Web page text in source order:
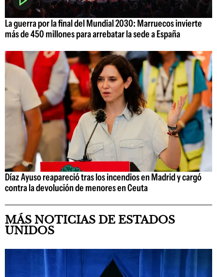
La guerra por la final del Mundial 2030: Marruecos invierte
más de 450 millones para arrebatar la sede a España
Díaz Ayuso reapareció tras los incendios en Madrid y cargó
contra la devolución de menores en Ceuta
MÁS NOTICIAS DE ESTADOS
UNIDOS